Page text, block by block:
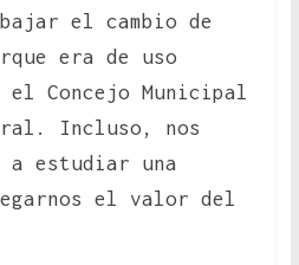
el cambio de
era de uso
Concejo Municipal
Incluso, nos
estudiar una
el valor del